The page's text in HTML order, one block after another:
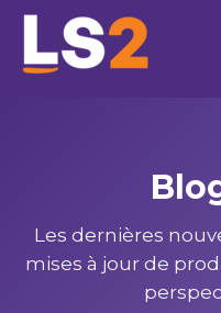
Les dernières
mises à jour de